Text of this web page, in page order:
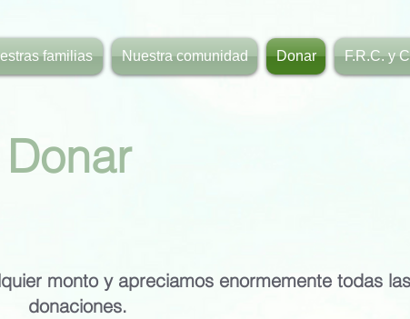
familias Nuestra comunidad Donar F.R.C. y
Donar
monto y apreciamos enormemente todas las
donaciones.